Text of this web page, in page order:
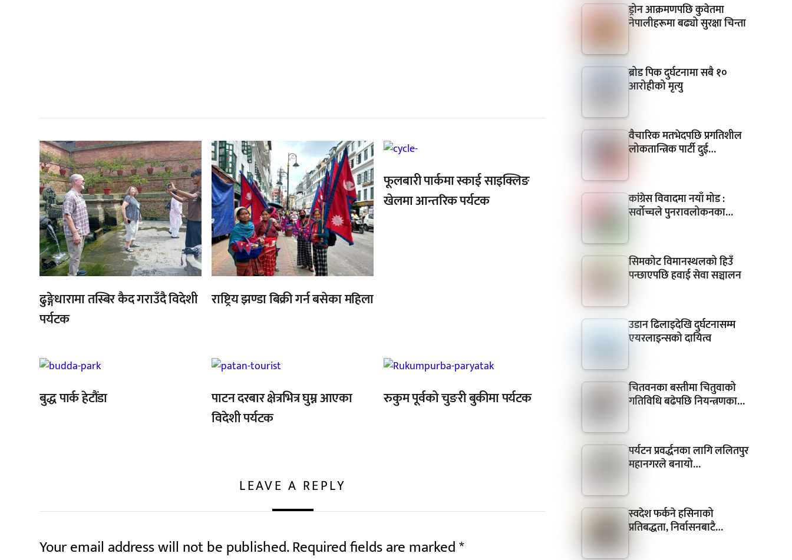
ढुङ्गेधारामा तस्बिर कैद गराउँदै विदेशी
पर्यटक
राष्ट्रिय झण्डा बिक्री गर्न बसेका महिला
फूलबारी पार्कमा स्काई साइक्लिङ
खेलमा आन्तरिक पर्यटक
बुद्ध पार्क हेटौंडा
,
पाटन दरबार क्षेत्रभित्र घुम्न आएका
विदेशी पर्यटक
रुकुम पूर्वको चुङरी बुकीमा पर्यटक
LEAVE A REPLY
Your email address will not be published.Required fields are marked*
ड्रोन आक्रमणपछि कुवेतमा
नेपालीहरूमा बढ्यो सुरक्षा चिन्ता
ब्रोड पिक दुर्घटनामा सबै १०
आरोहीको मृत्यु
वैचारिक मतभेदपछि प्रगतिशील
लोकतान्त्रिक पार्टी दुई…
कांग्रेस विवादमा नयाँ मोड :
सर्वोच्चले पुनरावलोकनका…
सिमकोट विमानस्थलको हिउँ
पन्छाएपछि हवाई सेवा सञ्चालन
उडान ढिलाइदेखि दुर्घटनासम्म
एयरलाइन्सको दायित्व
चितवनका बस्तीमा चितुवाको
गतिविधि बढेपछि नियन्त्रणका…
पर्यटन प्रवर्द्धनका लागि ललितपुर
महानगरले बनायो…
स्वदेश फर्कने हसिनाको
प्रतिबद्धता, निर्वासनबाटै…